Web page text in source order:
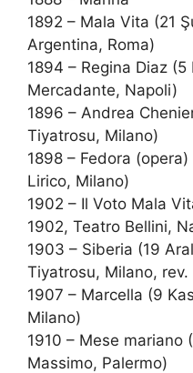
1892 – Mala Vita (21
Argentina, Roma)
1894 – Regina Diaz
Mercadante, Napoli)
1896 – Andrea
Tiyatrosu, Milano)
1898 – Fedora (opera)
Lirico, Milano)
1902 – Il Voto Mala
1902, Teatro Bellini,
1903 – Siberia (19
Tiyatrosu, Milano, rev.
1907 – Marcella (9
Milano)
1910 – Mese mariano
Massimo, Palermo)